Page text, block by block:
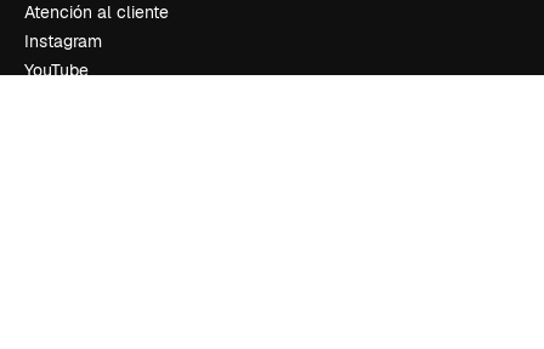
Atención al cliente
Instagram
YouTube